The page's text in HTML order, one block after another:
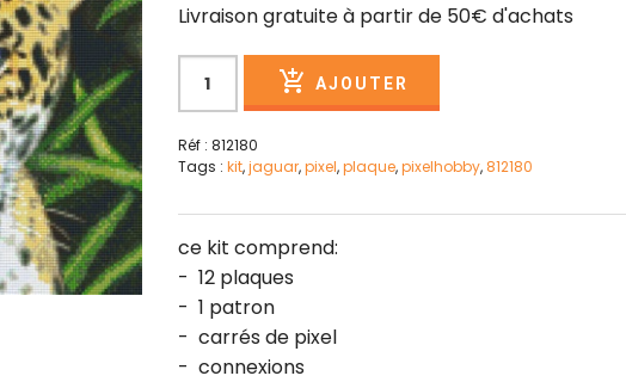
Livraison gratuite à partir de 50€ d'achats
AJOUTER
Réf : 812180
Tags : kit,jaguar,pixel,plaque,pixelhobby, 812180
ce kit comprend:
- 12 plaques
- 1 patron
- carrés de pixel
- connexions